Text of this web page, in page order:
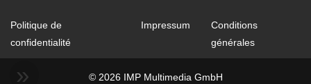
Politique de
confidentialité
Impressum
Conditions
générales
© 2026 IMP Multimedia GmbH